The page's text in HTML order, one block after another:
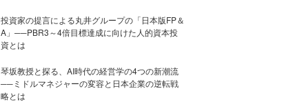
投資家の提言による丸井グループの「日本版FP＆
A」──PBR3～4倍目標達成に向けた人的資本投
資とは
琴坂教授と探る、AI時代の経営学の4つの新潮流
──ミドルマネジャーの変容と日本企業の逆転戦
略とは